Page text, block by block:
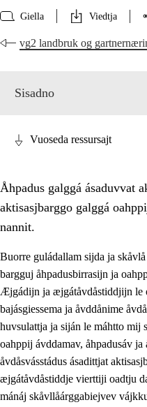
Giella Viedtja
vg2 landbruk og
Sisadno
3. Prinsihpa skåvlå
3.1 Sebrudahtte
Vuoseda ressursajt
Åhpadus galggá ásaduvvat
aktisasjbarggo galggá
nannit.
Buorre guládallam sijda ja
bargguj åhpadusbirrasijn ja
Æjgádijn ja æjgátåvdåstiddjijn le
bajásgiessema ja åvddånime
huvsulattja ja siján le máhtto mij
oahppij ávddamav, åhpadusáv
åvdåsvásstádus ásadittjat
æjgátåvdåstiddje vierttiji oadtju
mánáj skåvllåárggabiejvev